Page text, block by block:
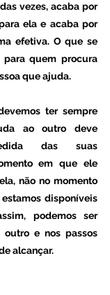
vezes, acaba por
ela e acaba por
efetiva. O que se
quem procura
que ajuda.
ao outro deve
das suas
em que ele
não no momento
disponíveis
podemos ser
e nos passos
alcançar.